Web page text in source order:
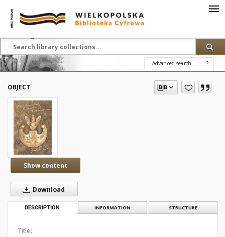
Advanced search ?
OBJECT
Show content
Download
DESCRIPTION INFORMATION STRUCTURE
Title: